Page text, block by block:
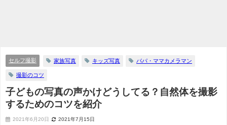
セルフ撮影 家族写真 キッズ写真 パパ・ママカメラマン
撮影のコツ
子どもの写真の声かけどうしてる？自然体を撮影
するためのコツを紹介
2021年6月20日 2021年7月15日